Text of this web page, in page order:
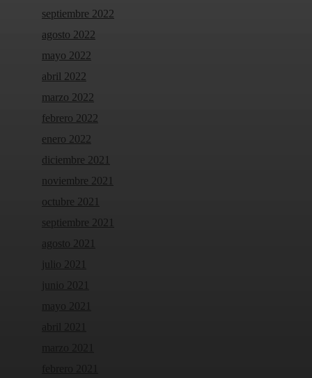
septiembre 2022
agosto 2022
mayo 2022
abril 2022
marzo 2022
febrero 2022
enero 2022
diciembre 2021
noviembre 2021
octubre 2021
septiembre 2021
agosto 2021
julio 2021
junio 2021
mayo 2021